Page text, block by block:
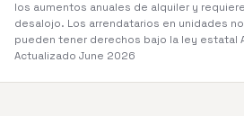
los aumentos anuales de alquiler y
desalojo. Los arrendatarios en unidades
pueden tener derechos bajo la ley estatal
Actualizado June 2026